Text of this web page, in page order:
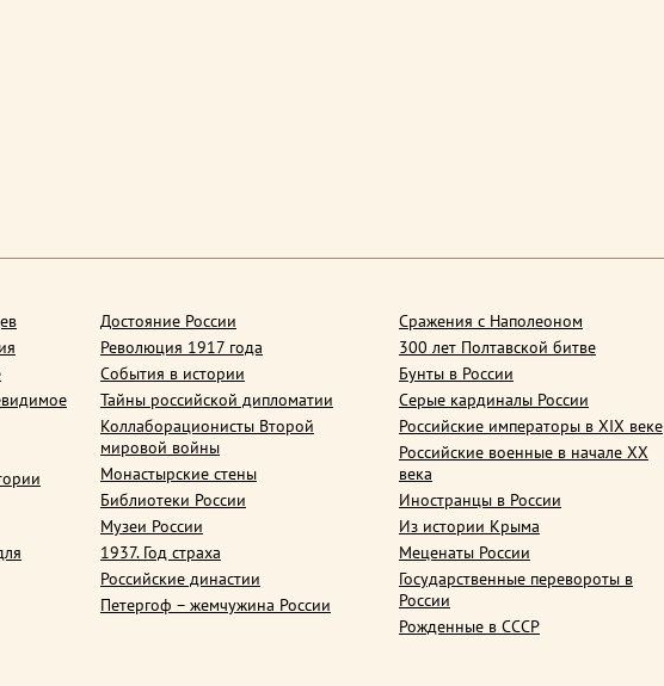
Достояние России
Революция 1917 года
События в истории
Тайны российской дипломатии
Коллаборационисты Второй
мировой войны
Монастырские стены
Библиотеки России
Музеи России
1937. Год страха
Российские династии
Петергоф – жемчужина России
Сражения с Наполеоном
300 лет Полтавской битве
Бунты в России
Серые кардиналы России
Российские императоры в XIX веке
Российские военные в начале ХХ
века
Иностранцы в России
Из истории Крыма
Меценаты России
Государственные перевороты в
России
Рожденные в СССР